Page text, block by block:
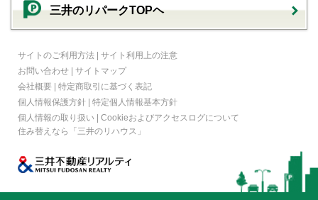
三井のリパークTOPヘ
サイトのご利用方法 | サイト利用上の注意
お問い合わせ | サイトマップ
会社概要 | 特定商取引に基づく表記
個人情報保護方針 | 特定個人情報基本方針
個人情報の取り扱い | Cookieおよびアクセスログについて
住み替えなら
「三井のリハウス」